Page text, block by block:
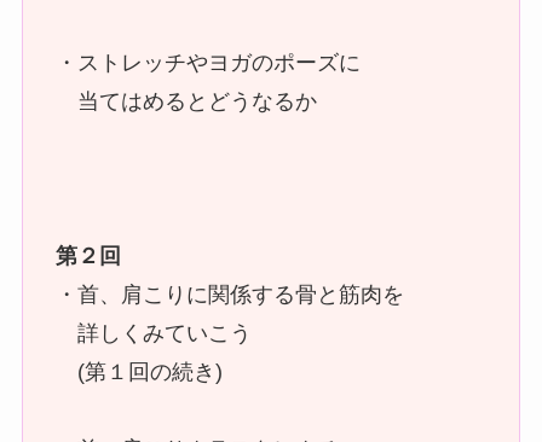
・ストレッチやヨガのポーズに
当てはめるとどうなるか
第２回
・首、肩こりに関係する骨と筋肉を
詳しくみていこう
(第１回の続き)